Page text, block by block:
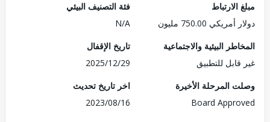
750.00 مليون
فئة التصنيف البيئي
N/A
البيئية والاجتماعية
للتطبيق
تاريخ الإقفال
2025/12/29
المرحلة الأخيرة
Board
اخر تاريخ تحديث
2023/08/16